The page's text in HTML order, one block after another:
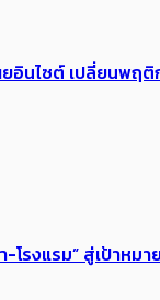
ไซต์ เปลี่ยนพฤติ
รงแรม” สู่เป้าห